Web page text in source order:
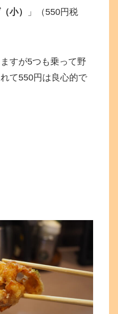
小）
」（550円税
すが5つも乗って野
て550円は良心的で